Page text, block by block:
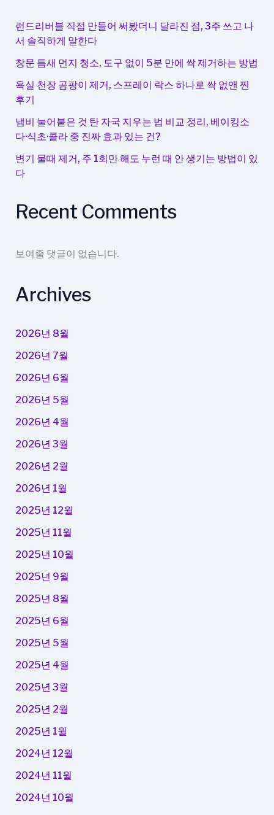
서
편
한
이
동
런드리버블 직접 만들어 써봤더니 달라진 점, 3주 쓰고 나
서 솔직하게 말한다
창문 틈새 먼지 청소, 도구 없이 5분 만에 싹 제거하는 방법
욕실 천장 곰팡이 제거, 스프레이 락스 하나로 싹 없앤 찐
후기
냄비 눌어붙은 것 탄 자국 지우는 법 비교 정리, 베이킹소
다·식초·콜라 중 진짜 효과 있는 건?
변기 물때 제거, 주 1회만 해도 누런 때 안 생기는 방법이 있
다
Recent Comments
보여줄 댓글이 없습니다.
Archives
2026년 8월
2026년 7월
2026년 6월
2026년 5월
2026년 4월
2026년 3월
2026년 2월
2026년 1월
2025년 12월
2025년 11월
2025년 10월
2025년 9월
2025년 8월
2025년 6월
2025년 5월
2025년 4월
2025년 3월
2025년 2월
2025년 1월
2024년 12월
2024년 11월
2024년 10월